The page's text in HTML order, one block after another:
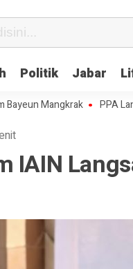
Politik Jabar
Mangkrak PPA Langsa
IAIN